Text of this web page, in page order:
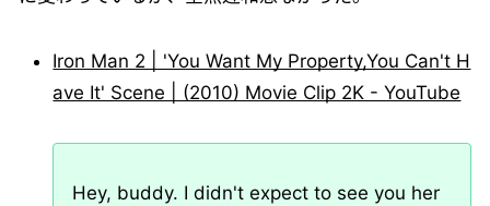
Iron Man 2 | 'You Want My Property,You Can't H
ave It' Scene | (2010) Movie Clip 2K - YouTube
Hey, buddy. I didn't expect to see you her